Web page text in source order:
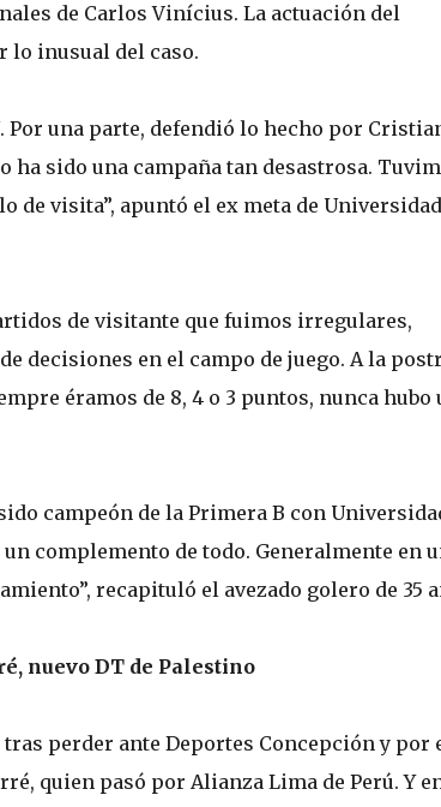
de Carlos Vinícius. La actuación del
lo inusual del caso.
Por una parte, defendió lo hecho por
ha sido una campaña tan desastrosa.
de visita”, apuntó el ex meta de Universidad
de visitante que fuimos irregulares,
decisiones en el campo de juego. A la
éramos de 8, 4 o 3 puntos, nunca hubo
campeón de la Primera B con
complemento de todo. Generalmente en
recapituló el avezado golero de 35
nuevo DT de Palestino
perder ante Deportes Concepción y por
quien pasó por Alianza Lima de Perú. Y